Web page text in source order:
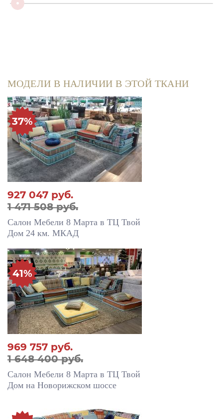
МОДЕЛИ В НАЛИЧИИ В ЭТОЙ ТКАНИ
927 047 руб.
1 471 508 руб.
37%
Салон Мебели 8 Марта в ТЦ Твой
Дом 24 км. МКАД
969 757 руб.
1 648 400 руб.
41%
Салон Мебели 8 Марта в ТЦ Твой
Дом на Новорижском шоссе